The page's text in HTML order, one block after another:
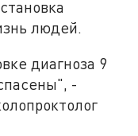
людей.
диагноза 9
-